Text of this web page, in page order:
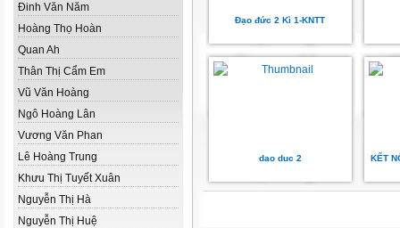
Đinh Văn Năm
Hoàng Thọ Hoàn
Quan Ah
Thân Thị Cẩm Em
Vũ Văn Hoàng
Ngô Hoàng Lân
Vương Văn Phan
Lê Hoàng Trung
Khưu Thị Tuyết Xuân
Nguyễn Thị Hà
Nguyễn Thị Huệ
Đạo đức 2 Kì 1-KNTT
dao duc 2 KẾT